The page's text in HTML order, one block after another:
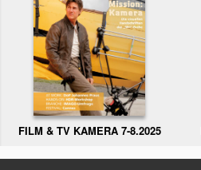
FILM & TV KAMERA 7-8.2025